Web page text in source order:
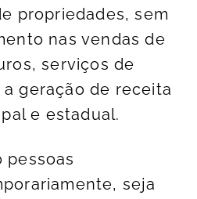
propriedades, sem
nas vendas de
serviços de
geração de receita
e estadual.
pessoas
seja